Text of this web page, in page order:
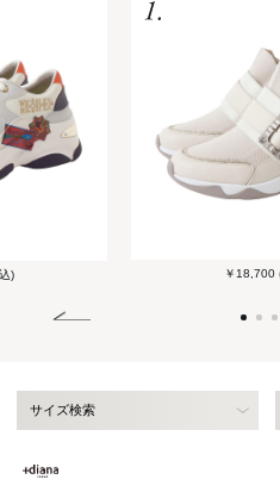
) ￥18,700
サイズ検索